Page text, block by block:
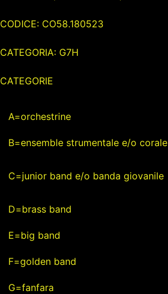
CODICE: CO58.180523
CATEGORIA: G7H
CATEGORIE
A=orchestrine
B=ensemble strumentale e/o corale
C=junior band e/o banda giovanile
D=brass band
E=big band
F=golden band
G=fanfara